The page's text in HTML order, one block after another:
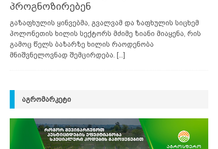
პროგნოზირებენ
გაზაფხულის ყინვებმა, გვალვამ და ზაფხულის სიცხემ
პოლონეთის ხილის სექტორს მძიმე ზიანი მიაყენა, რის
გამოც წელს ბაზარზე ხილის რაოდენობა
მნიშვნელოვნად შემცირდება.
[...]
ᲐᲒᲠᲝᲛᲐᲠᲙᲔᲢᲘ